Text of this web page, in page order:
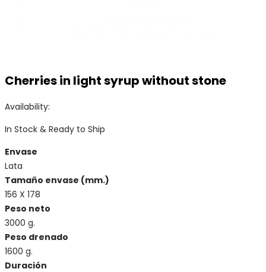
Cherries in light syrup without stone
Availability:
In Stock & Ready to Ship
Envase
Lata
Tamaño envase (mm.)
156 X 178
Peso neto
3000 g.
Peso drenado
1600 g.
Duración